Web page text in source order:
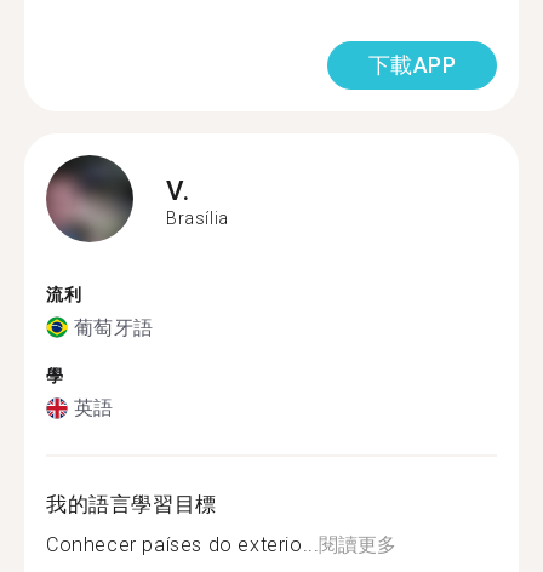
下載APP
V.
Brasília
流利
葡萄牙語
學
英語
我的語言學習目標
Conhecer países do exterio...閱讀更多